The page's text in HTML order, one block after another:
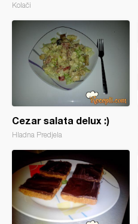
Kolači
Cezar salata delux :)
Hladna Predjela